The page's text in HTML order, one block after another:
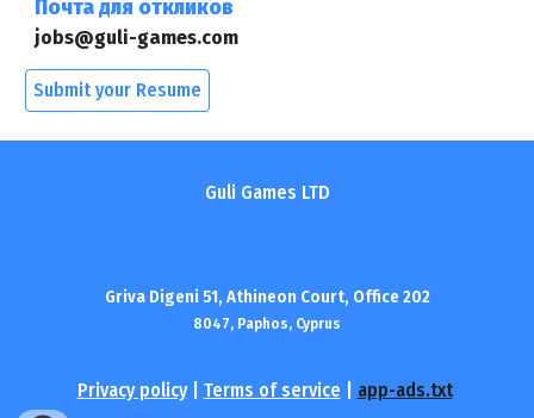
Почта для откликов
jobs@guli-games.com
Submit your Resume
Guli Games LTD
Griva Digeni 51, Athineon Court, Office 202
8047, Paphos, Cyprus
Privacy policy| Terms of service app-ads.txt